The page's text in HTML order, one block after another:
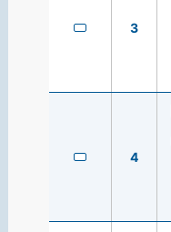
3
4